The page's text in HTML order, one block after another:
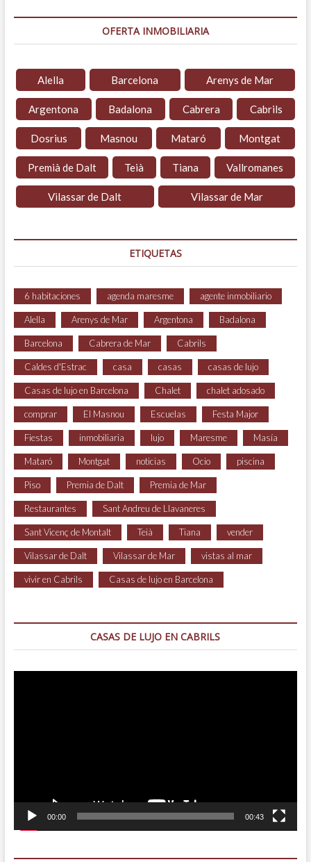
OFERTA INMOBILIARIA
Alella Barcelona Arenys de Mar
Argentona Badalona Cabrera Cabrils
Dosrius Masnou Mataró Montgat
Premià de Dalt Teià Tiana Vallromanes
Vilassar de Dalt Vilassar de Mar
ETIQUETAS
6 habitaciones agenda maresme agente inmobiliario
Alella Arenys de Mar Argentona Badalona
Barcelona Cabrera de Mar Cabrils
Caldes d'Estrac casa casas casas de lujo
Casas de lujo en Barcelona Chalet chalet adosado
comprar El Masnou Escuelas Festa Major
Fiestas inmobiliaria lujo Maresme Masía
Mataró Montgat noticias Ocio piscina
Piso Premia de Dalt Premia de Mar
Restaurantes Sant Andreu de Llavaneres
Sant Vicenç de Montalt Teià Tiana vender
Vilassar de Dalt Vilassar de Mar vistas al mar
vivir en Cabrils Casas de lujo en Barcelona
CASAS DE LUJO EN CABRILS
00:00 00:43